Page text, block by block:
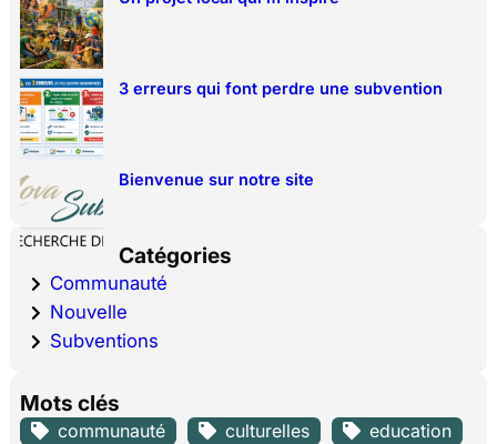
c
h
3 erreurs qui font perdre une subvention
Bienvenue sur notre site
Catégories
Communauté
Nouvelle
Subventions
Mots clés
communauté culturelles
education